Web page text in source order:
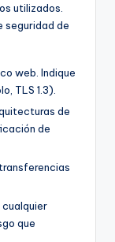
utilizados.
seguridad de
web. Indique
TLS 1.3).
de
de
que